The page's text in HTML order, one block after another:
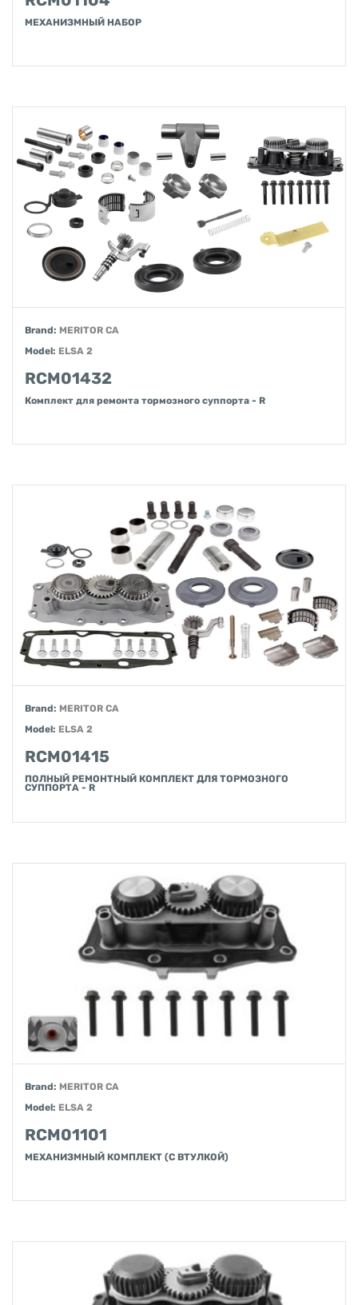
МЕХАНИЗМНЫЙ НАБОР
Brand: MERITOR CA
Model: ELSA 2
RCM01432
Комплект для ремонта тормозного суппорта - R
Brand: MERITOR CA
Model: ELSA 2
RCM01415
ПОЛНЫЙ РЕМОНТНЫЙ КОМПЛЕКТ ДЛЯ ТОРМОЗНОГО
СУППОРТА - R
Brand: MERITOR CA
Model: ELSA 2
RCM01101
МЕХАНИЗМНЫЙ КОМПЛЕКТ (С ВТУЛКОЙ)